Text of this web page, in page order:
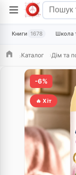
Книги 1678 Школа
ГоловнаКаталог Дім та
-6%
🔥 Хіт